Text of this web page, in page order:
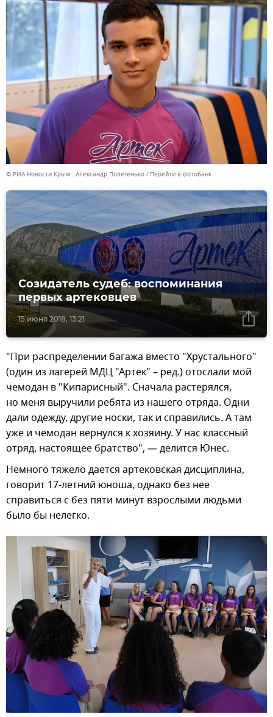
© РИА Новости Крым . Александр Полегенько Перейти в фотобанк
15 июня 2018, 13:21
Созидатель судеб: воспоминания
первых артековцев
"При распределении багажа вместо "Хрустального"
(один из лагерей МДЦ "Артек" – ред.) отослали мой
чемодан в "Кипарисный". Сначала растерялся,
но меня выручили ребята из нашего отряда. Одни
дали одежду, другие носки, так и справились. А там
уже и чемодан вернулся к хозяину. У нас классный
отряд, настоящее братство", — делится Юнес.
Немного тяжело дается артековская дисциплина,
говорит 17-летний юноша, однако без нее
справиться с без пяти минут взрослыми людьми
было бы нелегко.